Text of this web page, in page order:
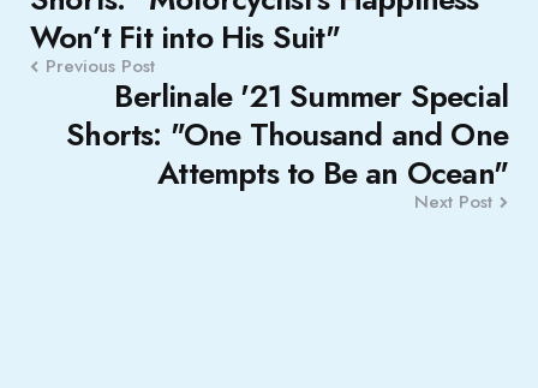
Won’t Fit into His Suit"
Previous Post
Berlinale '21 Summer Special
Shorts: "One Thousand and One
Attempts to Be an Ocean"
Next Post